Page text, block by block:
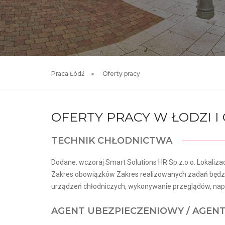
Praca Łódź Oferty pracy
OFERTY PRACY W ŁODZI I
TECHNIK CHŁODNICTWA
Dodane: wczoraj Smart Solutions HR Sp.z.o.o.
Zakres obowiązków Zakres realizowanych zadań
urządzeń chłodniczych, wykonywanie przeglądów,
AGENT UBEZPIECZENIOWY /